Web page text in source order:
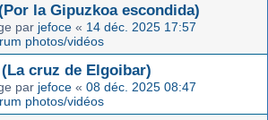
la Gipuzkoa escondida)
par jefoce « 14 déc. 2025 17:57
photos/vidéos
cruz de Elgoibar)
par jefoce « 08 déc. 2025 08:47
photos/vidéos